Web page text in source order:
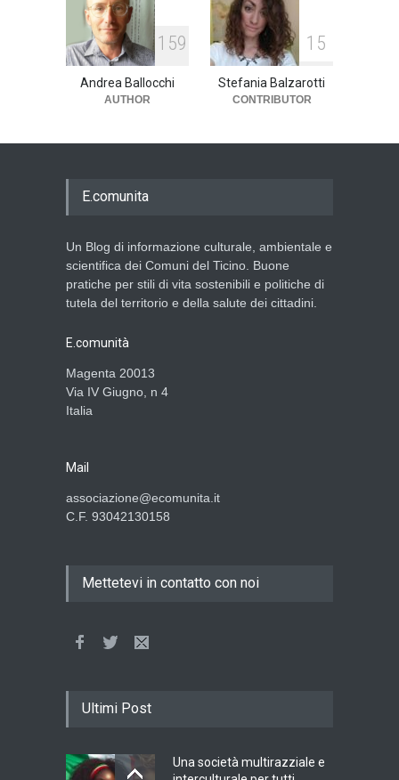
1 59
Andrea Ballocchi
AUTHOR
1 5
Stefania Balzarotti
CONTRIBUTOR
E.comunita
Un Blog di informazione culturale, ambientale e
scientifica dei Comuni del Ticino. Buone
pratiche per stili di vita sostenibili e politiche di
tutela del territorio e della salute dei cittadini.
E.comunità
Magenta 20013
Via IV Giugno, n 4
Italia
Mail
associazione@ecomunita.it
C.F. 93042130158
Mettetevi in contatto con noi
Ultimi Post
Una società multirazziale e